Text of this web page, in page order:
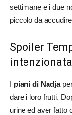
settimane e i due
piccolo da
Spoiler
I piani di Nadjaper
dare i loro frutti.
urine ed aver fatto